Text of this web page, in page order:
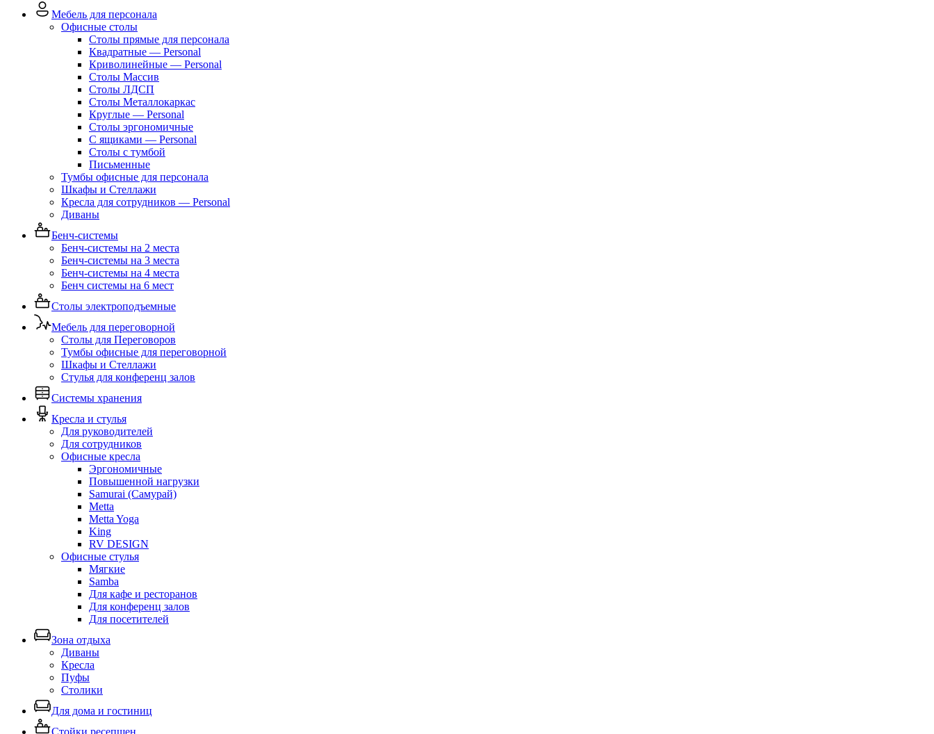
Мебель для персонала
Офисные столы
Столы прямые для персонала
Квадратные — Personal
Криволинейные — Personal
Столы Массив
Столы ЛДСП
Столы Металлокаркас
Круглые — Personal
Столы эргономичные
С ящиками — Personal
Столы с тумбой
Письменные
Тумбы офисные для персонала
Шкафы и Стеллажи
Кресла для сотрудников — Personal
Диваны
Бенч-системы
Бенч-системы на 2 места
Бенч-системы на 3 места
Бенч-системы на 4 места
Бенч системы на 6 мест
Столы электроподъемные
Мебель для переговорной
Столы для Переговоров
Тумбы офисные для переговорной
Шкафы и Стеллажи
Стулья для конференц залов
Системы хранения
Кресла и стулья
Для руководителей
Для сотрудников
Офисные кресла
Эргономичные
Повышенной нагрузки
Samurai (Самурай)
Metta
Metta Yoga
King
RV DESIGN
Офисные стулья
Мягкие
Samba
Для кафе и ресторанов
Для конференц залов
Для посетителей
Зона отдыха
Диваны
Кресла
Пуфы
Столики
Для дома и гостиниц
Стойки ресепшен